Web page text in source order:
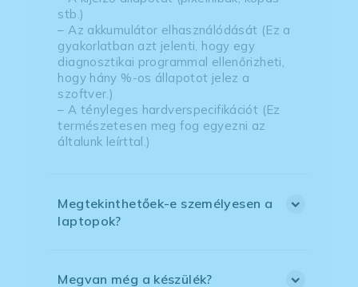
stb.)
– Az akkumulátor elhasználódását (Ez a
gyakorlatban azt jelenti, hogy egy
diagnosztikai programmal ellenőrizheti,
hogy hány %-os állapotot jelez a
szoftver.)
– A tényleges hardverspecifikációt (Ez
természetesen meg fog egyezni az
általunk leírttal.)
Megtekinthetőek-e személyesen a
laptopok?
Megvan még a készülék?